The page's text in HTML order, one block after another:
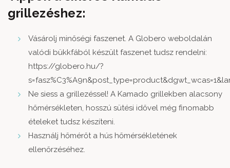
grillezéshez:
Vásárolj minőségi faszenet. A Globero weboldalán
valódi bükkfából készült faszenet tudsz rendelni:
https://globero.hu/?
Ne siess a grillezéssel! A Kamado grillekben alacsony
hőmérsékleten, hosszú sütési idővel még finomabb
ételeket tudsz készíteni.
Használj hőmérőt a hús hőmérsékletének
ellenőrzéséhez.